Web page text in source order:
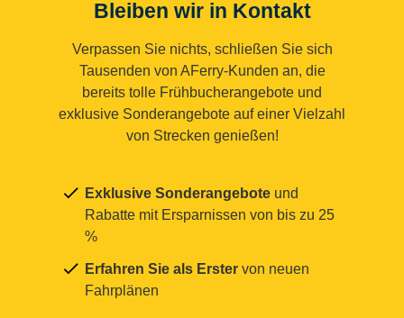
Bleiben wir in Kontakt
Verpassen Sie nichts, schließen Sie sich
Tausenden von AFerry-Kunden an, die
bereits tolle Frühbucherangebote und
exklusive Sonderangebote auf einer Vielzahl
von Strecken genießen!
Exklusive Sonderangebote und
Rabatte mit Ersparnissen von bis zu 25
%
Erfahren Sie als Erster von neuen
Fahrplänen